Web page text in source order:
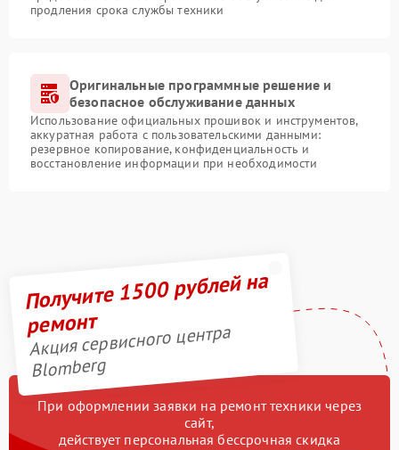
продления срока службы техники
Оригинальные программные решение и
безопасное обслуживание данных
Использование официальных прошивок и инструментов,
аккуратная работа с пользовательскими данными:
резервное копирование, конфиденциальность и
восстановление информации при необходимости
Получите 1500 рублей на
ремонт
Акция сервисного центра
Blomberg
При оформлении заявки на ремонт техники через
сайт,
действует персональная бессрочная скидка